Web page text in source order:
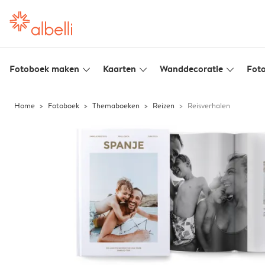
Fotoboek maken slim_arrow_down Kaarten slim_arrow_down Wanddecoratie slim_arrow_down
Home Fotoboek Themaboeken Reizen Reisverhalen